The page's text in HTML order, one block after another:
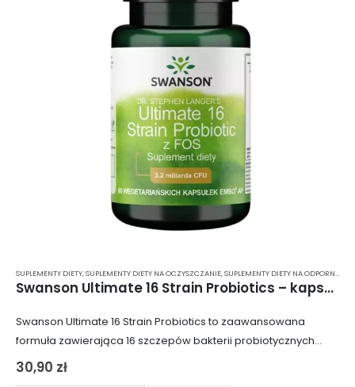
SUPLEMENTY DIETY,SUPLEMENTY DIETY NA OCZYSZCZANIE,SUPLEMENTY DIETY NA ODPORNOŚĆ
Swanson Ultimate 16 Strain Probiotics – kapsułki 60 szt.
Swanson Ultimate 16 Strain Probiotics to zaawansowana
formuła zawierająca 16 szczepów bakterii probiotycznych
oraz prebiotyk FOS (fruktooligosacharydy). Kapsułki te
wspierają zdrowie układu pokarmowego, wspomagają
30,90 zł